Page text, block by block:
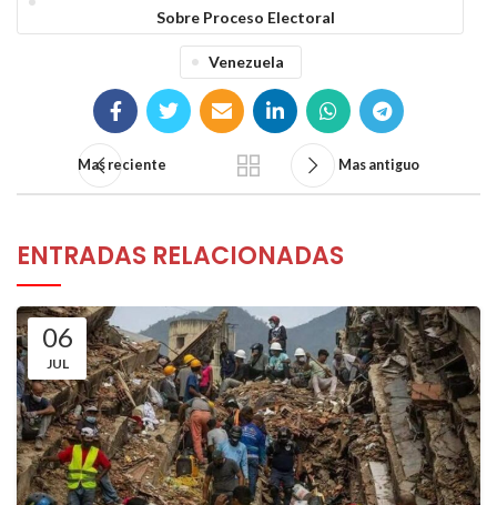
Sobre Proceso Electoral
Venezuela
Mas reciente Mas antiguo
ENTRADAS RELACIONADAS
06
JUL